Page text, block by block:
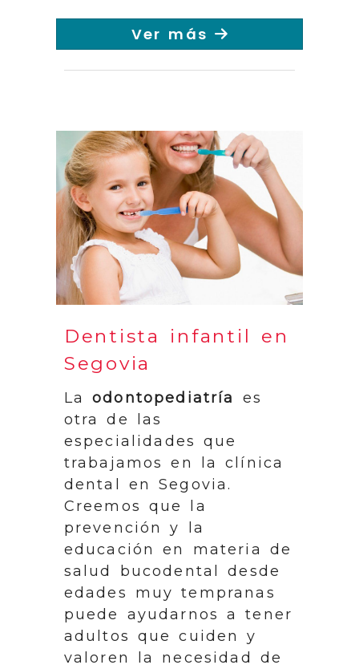
Ver más
Dentista infantil en
Segovia
Laodontopediatría
es
otra de las
especialidades que
trabajamos en la clínica
dental en Segovia.
Creemos que la
prevención y la
educación en materia de
salud bucodental desde
edades muy tempranas
puede ayudarnos a tener
adultos que cuiden y
valoren la necesidad de